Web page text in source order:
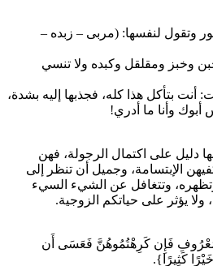
وتقول لنفسها: (مربى – زبده –
وخبز ومقلقل وكبده ولا تنسي
بتأكل هذا كله، فجذبها إليه بشدة،
أبوك وأنا ما أدري!
دليل على اكتمال الرجولة، فهن
الإبتسامة، وجميل أن تنظر إلى
وتتغافل عن الشيء السيء
ولا يؤثر على حياتكم الزوجية.
فَإِن كَرِهْتُمُوهُنَّ فَعَسَى أَن
كَثِيرًا}.